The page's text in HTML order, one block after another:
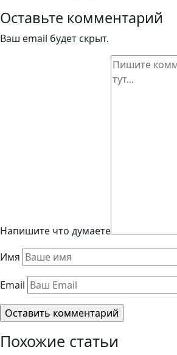
Оставьте комментарий
Ваш email будет скрыт.
Напишите что думаете
Имя
Email
Похожие статьи